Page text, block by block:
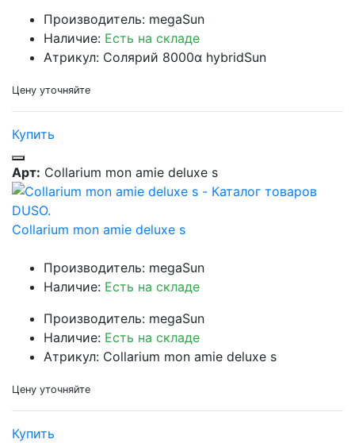
Производитель: megaSun
Наличие: Есть на складе
Атрикул: Солярий 8000α hybridSun
Цену уточняйте
Купить
Арт: Collarium mon amie deluxe s
Collarium mon amie deluxe s
Производитель: megaSun
Наличие: Есть на складе
Производитель: megaSun
Наличие: Есть на складе
Атрикул: Collarium mon amie deluxe s
Цену уточняйте
Купить